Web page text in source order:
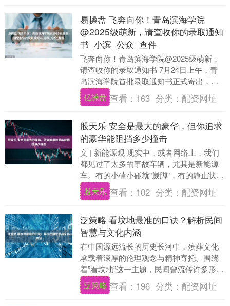
易操盘 飞奔向你！青岛滨海学院
@2025级萌新，请查收你的录取通知
书_小滨_公众_查件
飞奔向你！青岛滨海学院@2025级萌新，
请查收你的录取通知书 7月24日上午，青
岛滨海学院首批录取通知书正式寄出，让
我们一起先睹为快。 随录取通知书一同寄
出的，....
亿操盘 查看： 163 分类： 配资网址
股天乐 安全是最大的豪华，但你追求
的豪华能阻挡多少撞击
文 | 新能源观 现实中，或者网络上，我们
都见过了太多的事故车辆，尤其是新能源
车。有的小磕小碰就"崴脚"，有的静止状态
就起火，有的出现较大交通事故安全气囊
一个不....
股天乐 查看： 102 分类： 配资网址
泛策略 看坟地最准的口诀？解析民间
智慧与文化内涵
在中国源远流长的历史长河中，殡葬文化
承载着深厚的伦理观念与精神寄托。围绕
着”看坟地”这一主题，民间曾流传许多形象
化的口诀与说法，构成了独特的文化现
象。然而，在倡....
泛策略 查看： 196 分类： 配资网址